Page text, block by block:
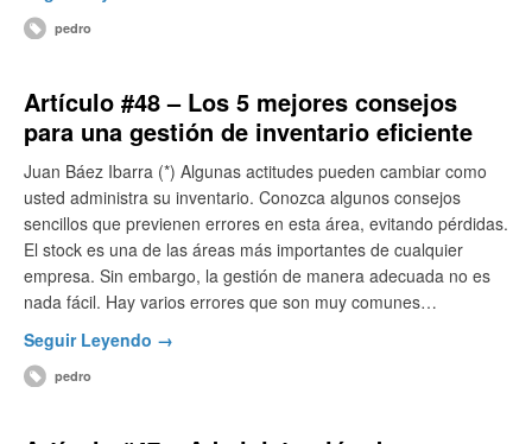
pedro
Artículo #48 – Los 5 mejores consejos
para una gestión de inventario eficiente
Juan Báez Ibarra (*) Algunas actitudes pueden cambiar como
usted administra su inventario. Conozca algunos consejos
sencillos que previenen errores en esta área, evitando pérdidas.
El stock es una de las áreas más importantes de cualquier
empresa. Sin embargo, la gestión de manera adecuada no es
nada fácil. Hay varios errores que son muy comunes…
Seguir Leyendo →
pedro